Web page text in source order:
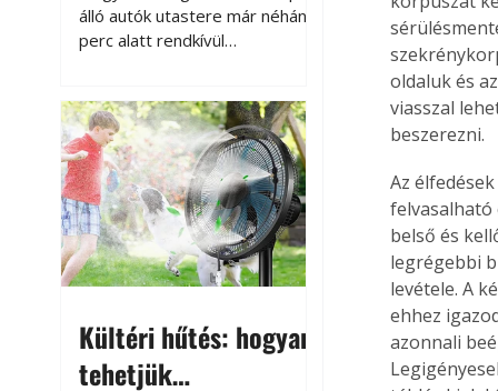
károktól
álló autók utastere már néhány
perc alatt rendkívül
megközelítheti. Ez nemcsak a
beszállást teszi kellemetlenné,
hanem az autó állapotára és a
benne hagyott tárgyakra is
káros hatással lehet. Néhány
egyszerű óvintézkedéssel
azonban jelentősen
csökkenthetjük a hőség káros
Kültéri hűtés: hogyan
tehetjük
oldaluk és
viasszal
beszerezni.
Az
belső és
legrégebbi
levétele. A
ehhez
azonnali